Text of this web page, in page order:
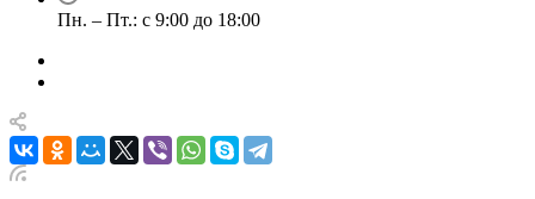
Пн. – Пт.: с 9:00 до 18:00